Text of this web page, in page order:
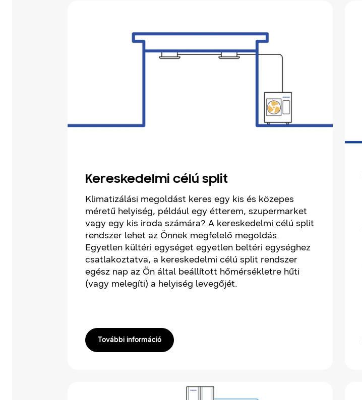
Kereskedelmi célú split
Klimatizálási megoldást keres egy kis és közepes
méretű helyiség, például egy étterem, szupermarket
vagy egy kis iroda számára? A kereskedelmi célú split
rendszer lehet az Önnek megfelelő megoldás.
Egyetlen kültéri egységet egyetlen beltéri egységhez
csatlakoztatva, a kereskedelmi célú split rendszer
egész nap az Ön által beállított hőmérsékletre hűti
(vagy melegíti) a helyiség levegőjét.
További információ